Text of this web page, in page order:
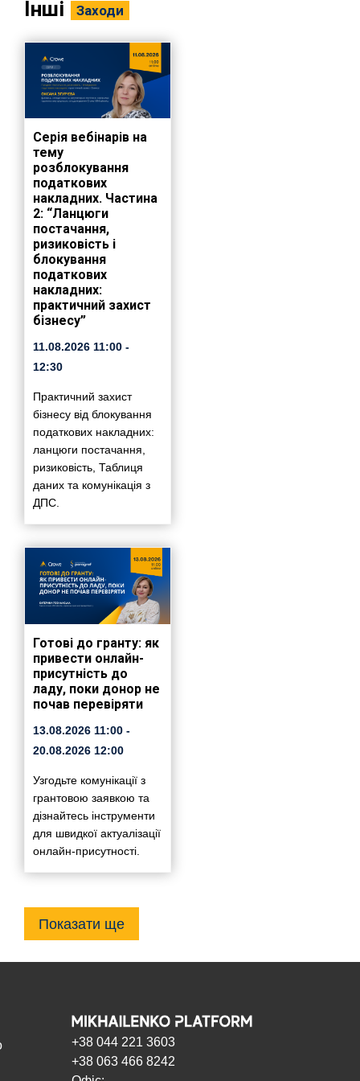
Інші Заходи
Серія вебінарів на
тему
розблокування
податкових
накладних. Частина
2: “Ланцюги
постачання,
ризиковість і
блокування
податкових
накладних:
практичний захист
бізнесу”
11.08.2026 11:00 -
12:30
Практичний захист
бізнесу від блокування
податкових накладних:
ланцюги постачання,
ризиковість, Таблиця
даних та комунікація з
ДПС.
Готові до гранту: як
привести онлайн-
присутність до
ладу, поки донор не
почав перевіряти
13.08.2026 11:00 -
20.08.2026 12:00
Узгодьте комунікації з
грантовою заявкою та
дізнайтесь інструменти
для швидкої актуалізації
онлайн-присутності.
Показати ще
+38 044 221 3603
+38 063 466 8242